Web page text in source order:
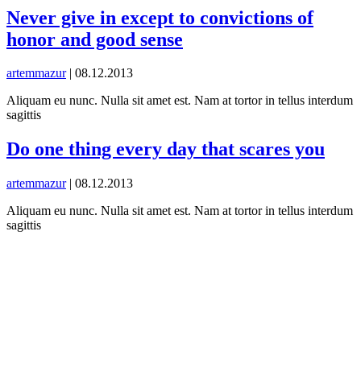
Never give in except to convictions of
honor and good sense
artemmazur | 08.12.2013
Aliquam eu nunc. Nulla sit amet est. Nam at tortor in tellus interdum
sagittis
Do one thing every day that scares you
artemmazur | 08.12.2013
Aliquam eu nunc. Nulla sit amet est. Nam at tortor in tellus interdum
sagittis